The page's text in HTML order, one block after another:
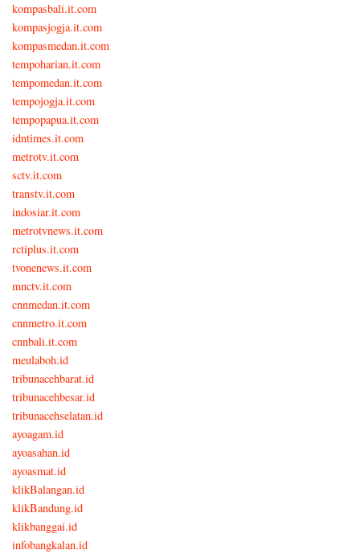
kompasbali.it.com
kompasjogja.it.com
kompasmedan.it.com
tempoharian.it.com
tempomedan.it.com
tempojogja.it.com
tempopapua.it.com
idntimes.it.com
metrotv.it.com
sctv.it.com
transtv.it.com
indosiar.it.com
metrotvnews.it.com
rctiplus.it.com
tvonenews.it.com
mnctv.it.com
cnnmedan.it.com
cnnmetro.it.com
cnnbali.it.com
meulaboh.id
tribunacehbarat.id
tribunacehbesar.id
tribunacehselatan.id
ayoagam.id
ayoasahan.id
ayoasmat.id
klikBalangan.id
klikBandung.id
klikbanggai.id
infobangkalan.id